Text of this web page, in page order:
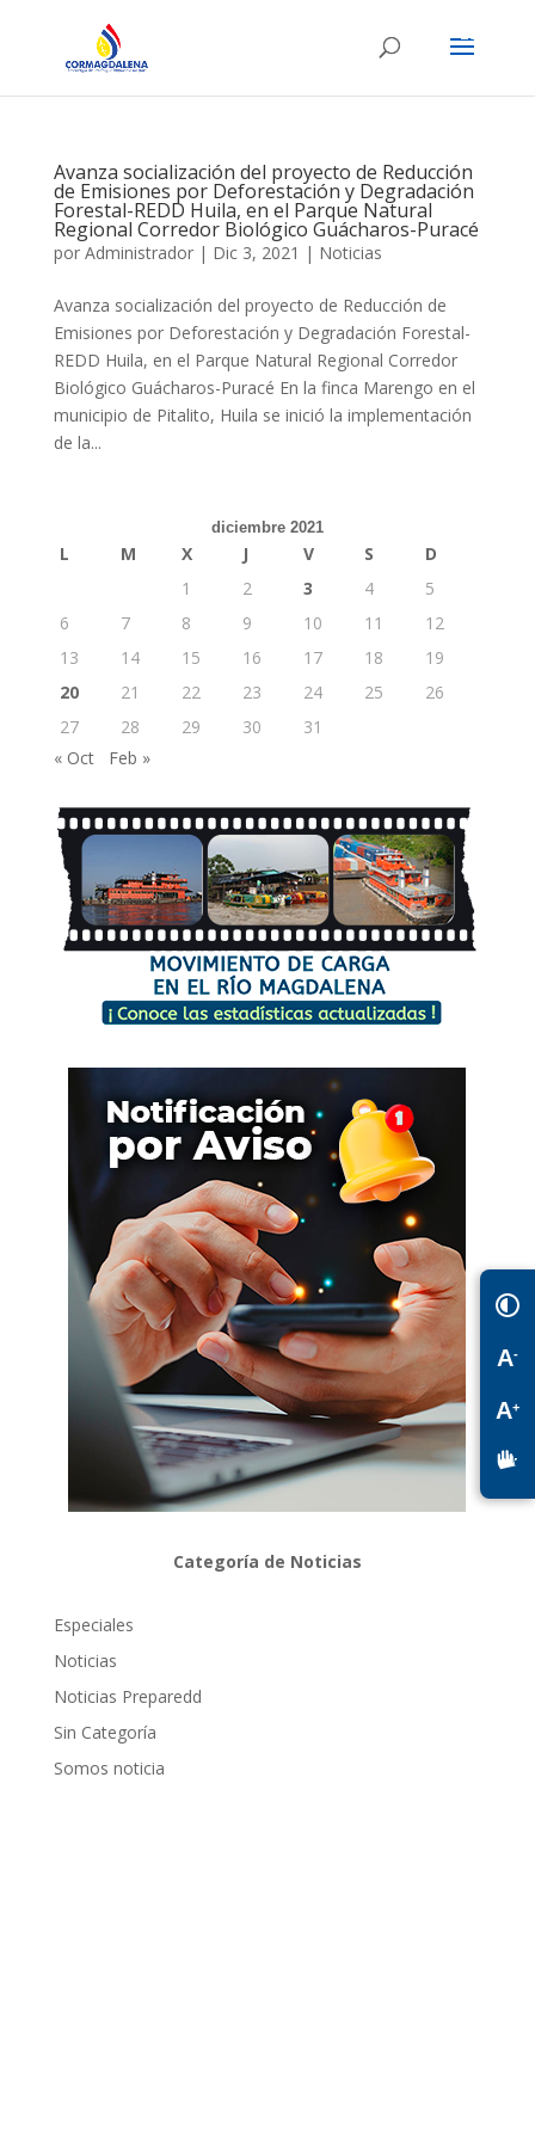
Avanza socialización del proyecto de Reducción
de Emisiones por Deforestación y Degradación
Forestal-REDD Huila, en el Parque Natural
Regional Corredor Biológico Guácharos-Puracé
por Administrador| Dic 3, 2021 | Noticias
Avanza socialización del proyecto de Reducción de
Emisiones por Deforestación y Degradación Forestal-
REDD Huila, en el Parque Natural Regional Corredor
Biológico Guácharos-Puracé En la finca Marengo en el
municipio de Pitalito, Huila se inició la implementación
de la...
diciembre 2021
L M X J V S
D
1
2 3 4
5
6
7 8 9 10 11
12
13
14 15 16 17 18
19
20
21 22 23 24 25
26
27
28 29 30
31
« Oct
Feb »
Categoría de Noticias
Especiales
Noticias
Noticias Preparedd
Sin Categoría
Somos noticia
A-
A+